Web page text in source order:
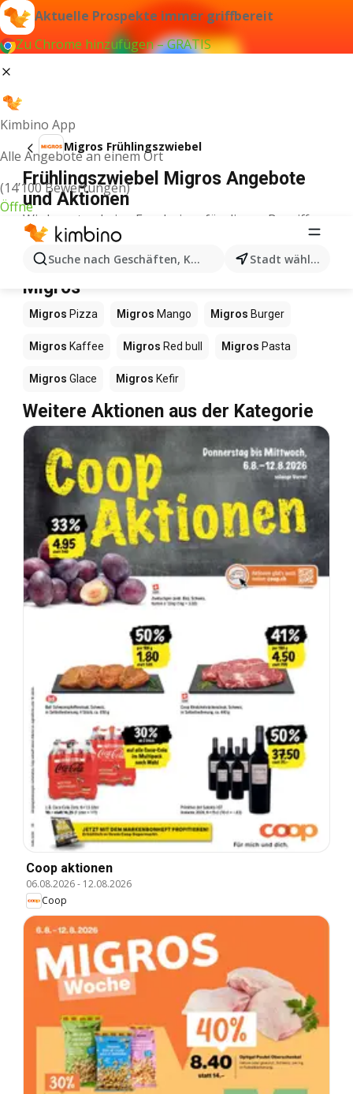
Aktuelle Prospekte immer griffbereit
Zu Chrome hinzufügen – GRATIS
Kimbino App
Alle Angebote an einem Ort
(14’100 Bewertungen)
Öffne
Suche nach Geschäften, Kategorien, Produkten...
Stadt wählen
Migros Frühlingszwiebel
Frühlingszwiebel Migros Angebote
und Aktionen
Wir konnten keine Ergebnisse für diesen Begriff
finden.
Andere Produkte in Geschäften
Migros
Migros Pizza Migros Mango Migros Burger
Migros Kaffee Migros Red bull Migros Pasta
Migros Glace Migros Kefir
Weitere Aktionen aus der Kategorie
Coop aktionen
06.08.2026- 12.08.2026
Coop